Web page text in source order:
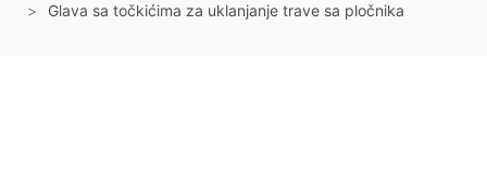
Glava sa točkićima za uklanjanje trave sa pločnika